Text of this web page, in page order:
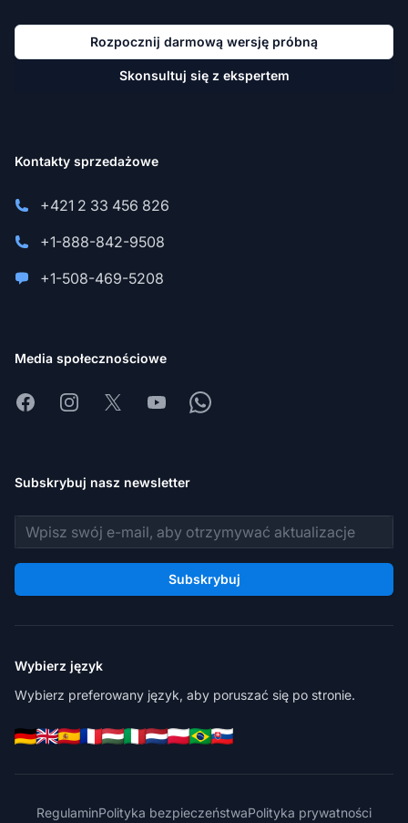
Rozpocznij darmową wersję próbną
Skonsultuj się z ekspertem
Kontakty sprzedażowe
+421 2 33 456 826
+1-888-842-9508
+1-508-469-5208
Media społecznościowe
FacebookInstagram
X YoutubeWhatsapp
Subskrybuj nasz newsletter
Adres e-mail
Subskrybuj
Wybierz język
Wybierz preferowany język, aby poruszać się po stronie.
RegulaminPolityka bezpieczeństwaPolityka prywatności